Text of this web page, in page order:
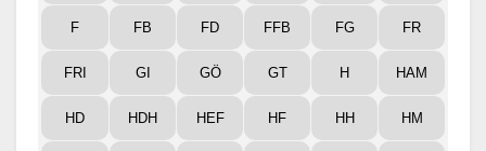
F FB FD FFB FG FR
FRI GI GÖ GT H HAM
HD HDH HEF HF HH HM